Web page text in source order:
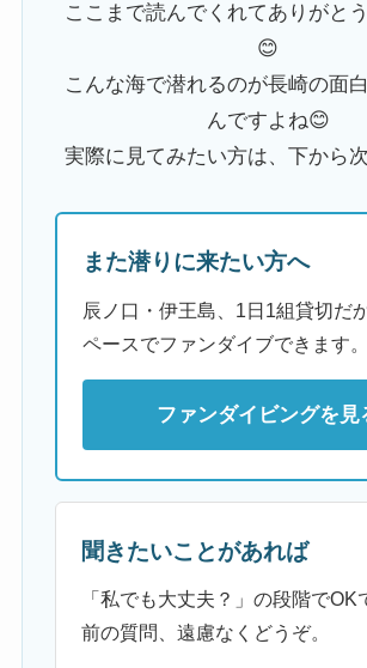
ここまで読んでくれてありがと
😊
こんな海で潜れるのが長崎の面
んですよね😊
実際に見てみたい方は、下から次
また潜りに来たい方へ
辰ノ口・伊王島、1日1組貸切だ
ペースでファンダイブできます。
ファンダイビングを見
聞きたいことがあれば
「私でも大丈夫？」の段階でOK
前の質問、遠慮なくどうぞ。